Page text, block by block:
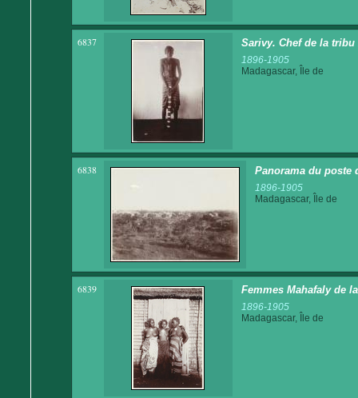
6837 Sarivy. Chef de la tribu
1896-1905
Madagascar, Île de
6838 Panorama du poste
1896-1905
Madagascar, Île de
6839 Femmes Mahafaly de
1896-1905
Madagascar, Île de